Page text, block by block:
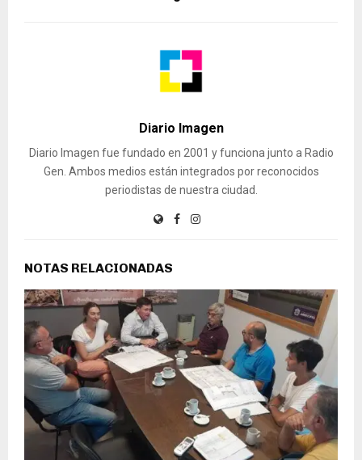
Diario Imagen
Diario Imagen fue fundado en 2001 y funciona junto a Radio
Gen. Ambos medios están integrados por reconocidos
periodistas de nuestra ciudad.
NOTAS RELACIONADAS